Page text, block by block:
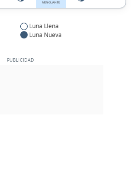
MENGUANTE
Luna Llena
Luna Nueva